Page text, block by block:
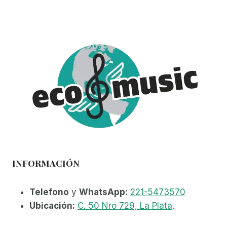
INFORMACIÓN
Telefono y WhatsApp: 221-5473570
Ubicación: C. 50 Nro 729, La Plata.